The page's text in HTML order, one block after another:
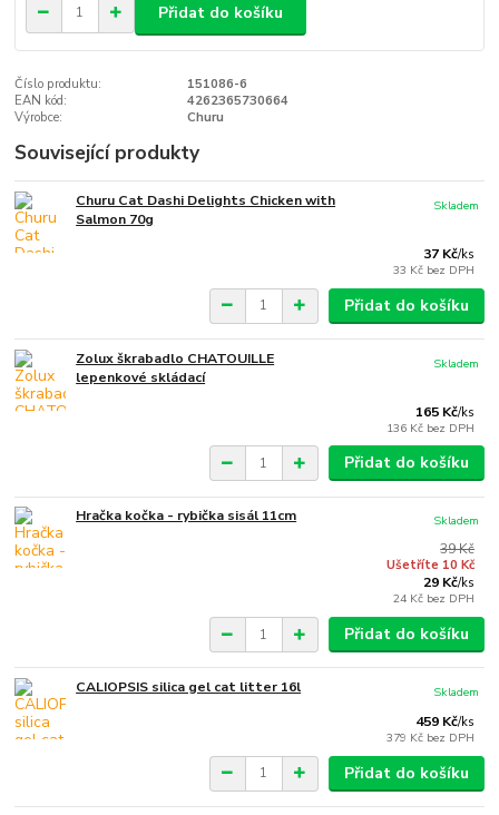
Přidat do košíku
Číslo produktu:
151086-6
EAN kód:
4262365730664
Výrobce:
Churu
Související produkty
Churu Cat Dashi Delights Chicken with
Salmon 70g
37 Kč/ks
33 Kč bez DPH
Skladem
Přidat do košíku
Zolux škrabadlo CHATOUILLE
lepenkové skládací
165 Kč/ks
136 Kč bez DPH
Skladem
Přidat do košíku
Hračka kočka - rybička sisál 11cm
39 Kč
Ušetříte 10 Kč
29 Kč/ks
24 Kč bez DPH
Skladem
Přidat do košíku
CALIOPSIS silica gel cat litter 16l
459 Kč/ks
379 Kč bez DPH
Skladem
Přidat do košíku